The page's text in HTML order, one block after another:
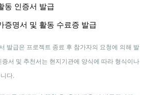
동 인증서 발급
증명서 및 활동 수료증 발급
발급은 프로젝트 종료 후 참가자의 요청에 의해 발
서 및 추천서는 현지기관에 양식에 따라 형식이나
다.